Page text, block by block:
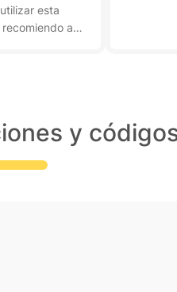
esta
a
y